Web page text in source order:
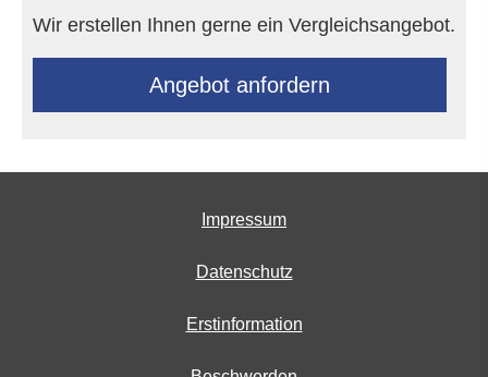
Wir erstellen Ihnen gerne ein Vergleichsangebot.
An­ge­bot an­for­dern
Impressum
Datenschutz
Erstinformation